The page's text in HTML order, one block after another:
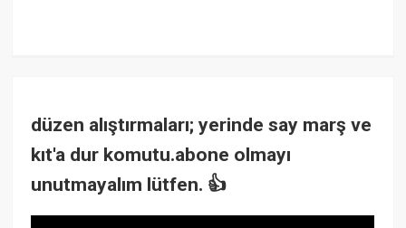
düzen alıştırmaları; yerinde say marş ve
kıt'a dur komutu.abone olmayı
unutmayalım lütfen. 👍